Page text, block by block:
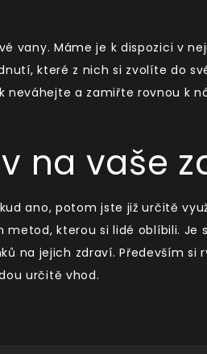
vany. Máme je k dispozici v
které z nich si zvolíte do
a zamiřte rovnou k
na vaše
ano, potom jste již určitě
kterou si lidé oblíbili. Je
na jejich zdraví. Především si
určitě vhod.